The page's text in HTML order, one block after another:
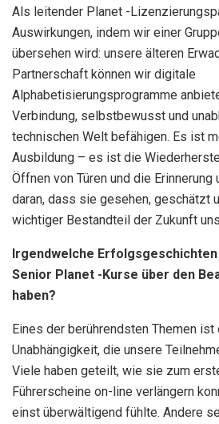
Als leitender Planet -
Auswirkungen, indem wir einer
übersehen wird: unsere älteren
Partnerschaft können wir digitale
Alphabetisierungsprogramme
Verbindung, selbstbewusst und
technischen Welt befähigen. Es ist
Ausbildung – es ist die
Öffnen von Türen und die Erinnerung
daran, dass sie gesehen, geschätzt
wichtiger Bestandteil der Zukunft
Irgendwelche
Senior Planet -Kurse über den
haben?
Eines der berührendsten Themen ist
Unabhängigkeit, die unsere
Viele haben geteilt, wie sie zum
Führerscheine on-line verlängern
einst überwältigend fühlte. Andere